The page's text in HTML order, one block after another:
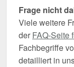
Frage nicht
Viele weitere
der FAQ-Seite
Fachbegriffe
detailliert in